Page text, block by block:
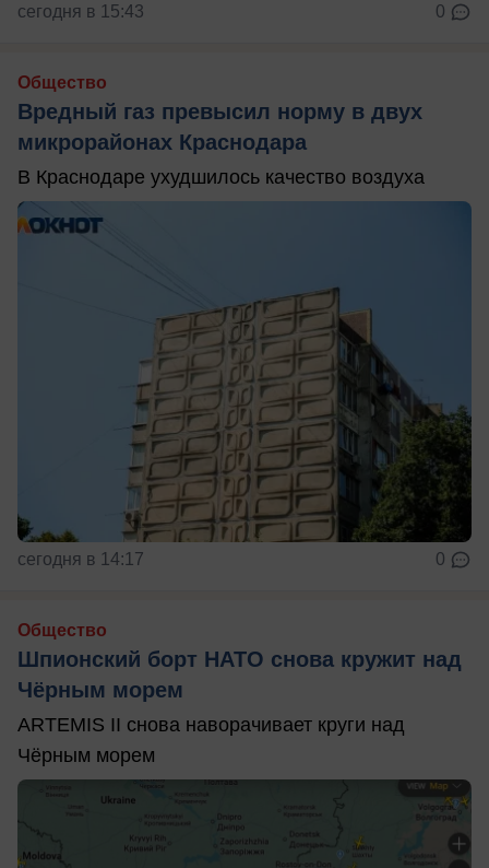
сегодня в 15:43 0
Общество
Вредный газ превысил норму в двух
микрорайонах Краснодара
В Краснодаре ухудшилось качество воздуха
сегодня в 14:17 0
Общество
Шпионский борт НАТО снова кружит над
Чёрным морем
ARTEMIS II снова наворачивает круги над
Чёрным морем